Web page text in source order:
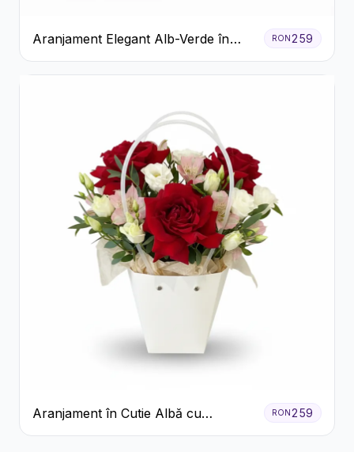
Aranjament Elegant Alb-Verde în
Cutie Gri
RON 259
Aranjament în Cutie Albă cu
Trandafiri Roșii și Lisianthus
RON 259